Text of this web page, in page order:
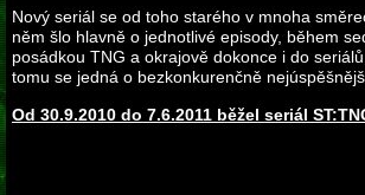
Nový seriál se od toho starého v mnoha
něm šlo hlavně o jednotlivé episody, během
posádkou TNG a okrajově dokonce i do
tomu se jedná o bezkonkurenčně
Od 30.9.2010 do 7.6.2011 běžel seriál